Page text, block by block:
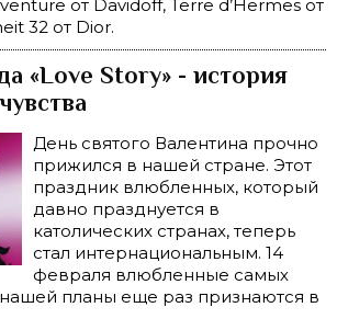
от Davidoff, Terre d’Hermes от
32 от Dior.
«Love Story» - история
День святого Валентина прочно
прижился в нашей стране. Этот
праздник влюбленных, который
давно празднуется в
католических странах, теперь
стал интернациональным. 14
февраля влюбленные самых
планы еще раз признаются в